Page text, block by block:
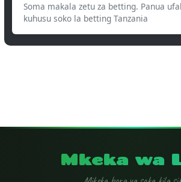
Soma makala zetu za betting. Panua
kuhusu soko la betting Tanzania
Mkeka wa